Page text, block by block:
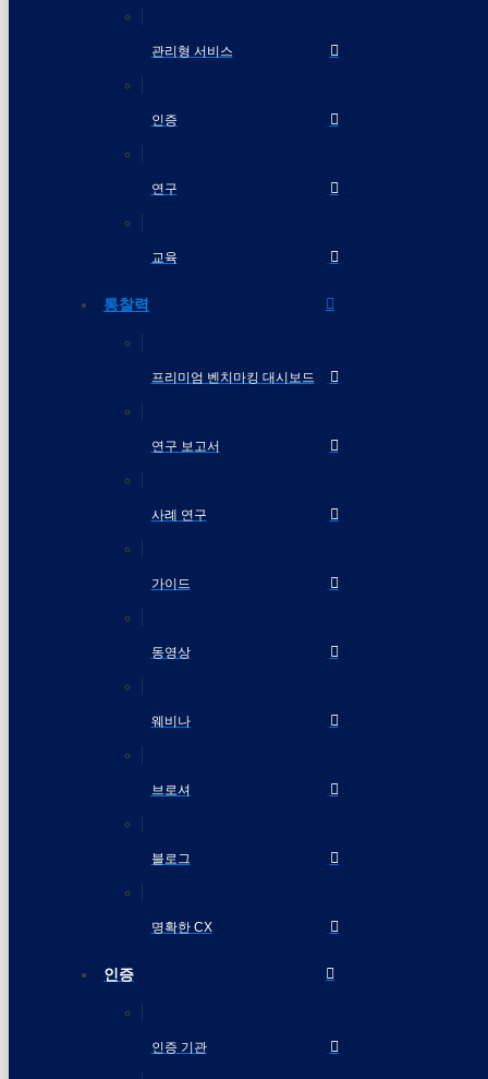
관리형 서비스
인증
연구
교육
통찰력
프리미엄 벤치마킹 대시보드
연구 보고서
사례 연구
가이드
동영상
웨비나
브로셔
블로그
명확한 CX
인증
인증 기관